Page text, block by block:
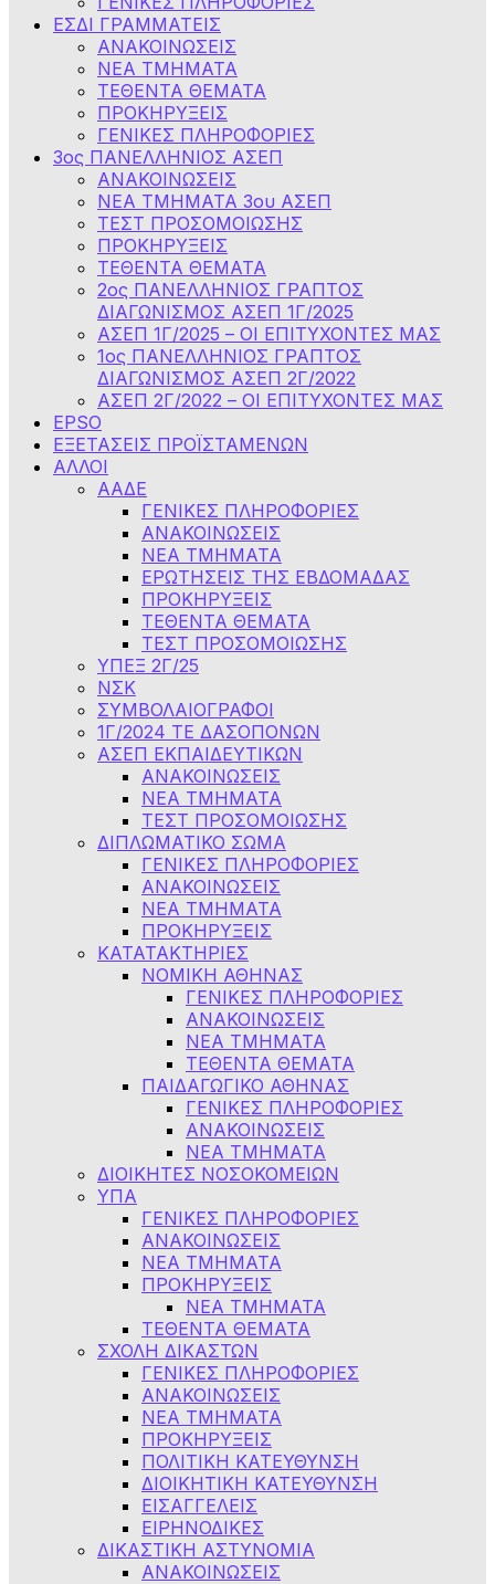
ΕΣΔΙ ΓΡΑΜΜΑΤΕΙΣ
ΑΝΑΚΟΙΝΩΣΕΙΣ
ΝΕΑ ΤΜΗΜΑΤΑ
ΤΕΘΕΝΤΑ ΘΕΜΑΤΑ
ΠΡΟΚΗΡΥΞΕΙΣ
ΓΕΝΙΚΕΣ ΠΛΗΡΟΦΟΡΙΕΣ
3ος ΠΑΝΕΛΛΗΝΙΟΣ ΑΣΕΠ
ΑΝΑΚΟΙΝΩΣΕΙΣ
ΝΕΑ ΤΜΗΜΑΤΑ 3ου ΑΣΕΠ
ΤΕΣΤ ΠΡΟΣΟΜΟΙΩΣΗΣ
ΠΡΟΚΗΡΥΞΕΙΣ
ΤΕΘΕΝΤΑ ΘΕΜΑΤΑ
2ος ΠΑΝΕΛΛΗΝΙΟΣ ΓΡΑΠΤΟΣ
ΔΙΑΓΩΝΙΣΜΟΣ ΑΣΕΠ 1Γ/2025
ΑΣΕΠ 1Γ/2025 – ΟΙ ΕΠΙΤΥΧΟΝΤΕΣ ΜΑΣ
1ος ΠΑΝΕΛΛΗΝΙΟΣ ΓΡΑΠΤΟΣ
ΔΙΑΓΩΝΙΣΜΟΣ ΑΣΕΠ 2Γ/2022
ΑΣΕΠ 2Γ/2022 – ΟΙ ΕΠΙΤΥΧΟΝΤΕΣ ΜΑΣ
EPSO
ΕΞΕΤΑΣΕΙΣ ΠΡΟΪΣΤΑΜΕΝΩΝ
ΑΛΛΟΙ
ΑΑΔΕ
ΓΕΝΙΚΕΣ ΠΛΗΡΟΦΟΡΙΕΣ
ΑΝΑΚΟΙΝΩΣΕΙΣ
NEA TMHMATA
ΕΡΩΤΗΣΕΙΣ ΤΗΣ ΕΒΔΟΜΑΔΑΣ
ΠΡΟΚΗΡΥΞΕΙΣ
ΤΕΘΕΝΤΑ ΘΕΜΑΤΑ
ΤΕΣΤ ΠΡΟΣΟΜΟΙΩΣΗΣ
ΥΠΕΞ 2Γ/25
ΝΣΚ
ΣΥΜΒΟΛΑΙΟΓΡΑΦΟΙ
1Γ/2024 ΤΕ ΔΑΣΟΠΟΝΩΝ
ΑΣΕΠ ΕΚΠΑΙΔΕΥΤΙΚΩΝ
ΑΝΑΚΟΙΝΩΣΕΙΣ
ΝΕΑ ΤΜΗΜΑΤΑ
ΤΕΣΤ ΠΡΟΣΟΜΟΙΩΣΗΣ
ΔΙΠΛΩΜΑΤΙΚΟ ΣΩΜΑ
ΓΕΝΙΚΕΣ ΠΛΗΡΟΦΟΡΙΕΣ
ΑΝΑΚΟΙΝΩΣΕΙΣ
ΝΕΑ ΤΜΗΜΑΤΑ
ΠΡΟΚΗΡΥΞΕΙΣ
ΚΑΤΑΤΑΚΤΗΡΙΕΣ
ΝΟΜΙΚΗ ΑΘΗΝΑΣ
ΓΕΝΙΚΕΣ ΠΛΗΡΟΦΟΡΙΕΣ
ΑΝΑΚΟΙΝΩΣΕΙΣ
ΝΕΑ ΤΜΗΜΑΤΑ
ΤΕΘΕΝΤΑ ΘΕΜΑΤΑ
ΠΑΙΔΑΓΩΓΙΚΟ ΑΘΗΝΑΣ
ΓΕΝΙΚΕΣ ΠΛΗΡΟΦΟΡΙΕΣ
ΑΝΑΚΟΙΝΩΣΕΙΣ
ΝΕΑ ΤΜΗΜΑΤΑ
ΔΙΟΙΚΗΤΕΣ ΝΟΣΟΚΟΜΕΙΩΝ
ΥΠΑ
ΓΕΝΙΚΕΣ ΠΛΗΡΟΦΟΡΙΕΣ
ΑΝΑΚΟΙΝΩΣΕΙΣ
NEA TMHMATA
ΠΡΟΚΗΡΥΞΕΙΣ
ΝΕΑ ΤΜΗΜΑΤΑ
ΤΕΘΕΝΤΑ ΘΕΜΑΤΑ
ΣΧΟΛΗ ΔΙΚΑΣΤΩΝ
ΓΕΝΙΚΕΣ ΠΛΗΡΟΦΟΡΙΕΣ
ΑΝΑΚΟΙΝΩΣΕΙΣ
ΝΕΑ ΤΜΗΜΑΤΑ
ΠΡΟΚΗΡΥΞΕΙΣ
ΠΟΛΙΤΙΚΗ ΚΑΤΕΥΘΥΝΣΗ
ΔΙΟΙΚΗΤΙΚΗ ΚΑΤΕΥΘΥΝΣΗ
ΕΙΣΑΓΓΕΛΕΙΣ
ΕΙΡΗΝΟΔΙΚΕΣ
ΔΙΚΑΣΤΙΚΗ ΑΣΤΥΝΟΜΙΑ
ΑΝΑΚΟΙΝΩΣΕΙΣ